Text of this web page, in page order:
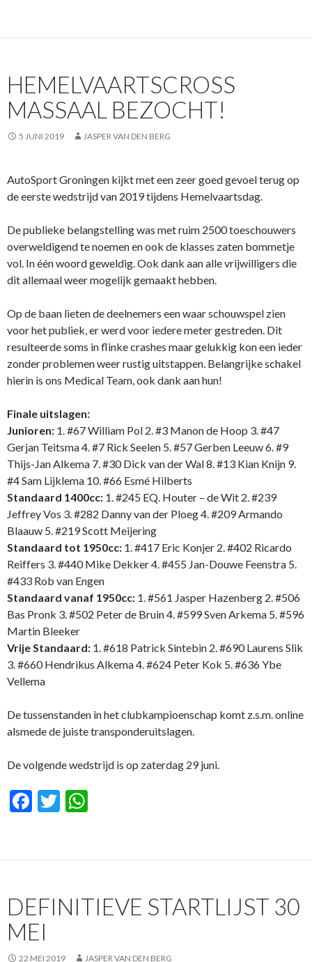
b
o
k
er s
p
p
HEMELVAARTSCROSS
MASSAAL BEZOCHT!
5 JUNI 2019 JASPER VAN DEN BERG
AutoSport Groningen kijkt met een zeer goed gevoel terug op
de eerste wedstrijd van 2019 tijdens Hemelvaartsdag.
De publieke belangstelling was met ruim 2500 toeschouwers
overweldigend te noemen en ook de klasses zaten bommetje
vol. In één woord geweldig. Ook dank aan alle vrijwilligers die
dit allemaal weer mogelijk gemaakt hebben.
Op de baan lieten de deelnemers een waar schouwspel zien
voor het publiek, er werd voor iedere meter gestreden. Dit
resulteerde soms in flinke crashes maar gelukkig kon een ieder
zonder problemen weer rustig uitstappen. Belangrijke schakel
hierin is ons Medical Team, ook dank aan hun!
Finale uitslagen:
Junioren: 1. #67 William Pol 2. #3 Manon de Hoop 3. #47
Gerjan Teitsma 4. #7 Rick Seelen 5. #57 Gerben Leeuw 6. #9
Thijs-Jan Alkema 7. #30 Dick van der Wal 8. #13 Kian Knijn 9.
#4 Sam Lijklema 10. #66 Esmé Hilberts
Standaard 1400cc: 1. #245 EQ. Houter – de Wit 2. #239
Jeffrey Vos 3. #282 Danny van der Ploeg 4. #209 Armando
Blaauw 5. #219 Scott Meijering
Standaard tot 1950cc: 1. #417 Eric Konjer 2. #402 Ricardo
Reiffers 3. #440 Mike Dekker 4. #455 Jan-Douwe Feenstra 5.
#433 Rob van Engen
Standaard vanaf 1950cc: 1. #561 Jasper Hazenberg 2. #506
Bas Pronk 3. #502 Peter de Bruin 4. #599 Sven Arkema 5. #596
Martin Bleeker
Vrije Standaard: 1. #618 Patrick Sintebin 2. #690 Laurens Slik
3. #660 Hendrikus Alkema 4. #624 Peter Kok 5. #636 Ybe
Vellema
De tussenstanden in het clubkampioenschap komt z.s.m. online
alsmede de juiste transponderuitslagen.
De volgende wedstrijd is op zaterdag 29 juni.
F
b
o
k
T
er s
p
DEFINITIEVE STARTLIJST 30
MEI
22 MEI 2019 JASPER VAN DEN BERG